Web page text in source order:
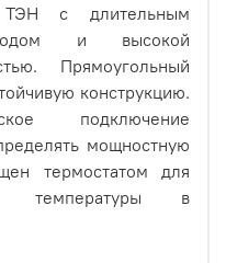
с длительным
и высокой
Прямоугольный
конструкцию.
подключение
мощностную
термостатом для
температуры в